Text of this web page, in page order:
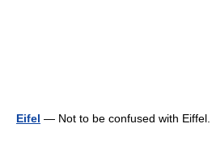
Eifel — Not to be confused with